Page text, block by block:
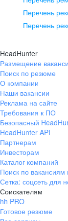
pr@ural.hh.ru
помещение
+7 383 207-
pr@nsk.hh.ru
Перечень
Перечень
HeadHunter
Размещение
Поиск по резюме
О компании
Наши вакансии
Реклама на сайте
Требования к ПО
Безопасный
HeadHunter API
Партнерам
Инвесторам
Каталог компаний
Поиск по вакансиям
Сетка: соцсеть для
Соискателям
hh PRO
Готовое резюме